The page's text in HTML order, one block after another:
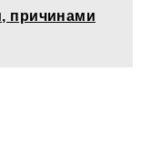
причинами